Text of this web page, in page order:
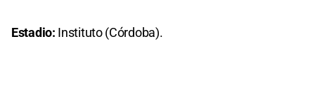
Estadio: Instituto (Córdoba).